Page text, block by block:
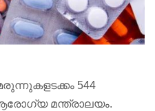
544
മന്ത്രാലയം.